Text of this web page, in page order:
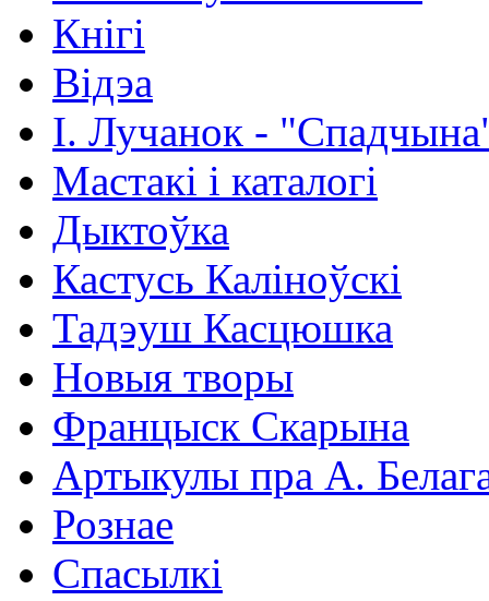
Кнігі
Відэа
І. Лучанок -
Мастакі i каталогi
Дыктоўка
Кастусь Каліноўскі
Тадэуш Касцюшка
Новыя творы
Францыск Скарына
Артыкулы пра А.
Рознае
Спасылкі